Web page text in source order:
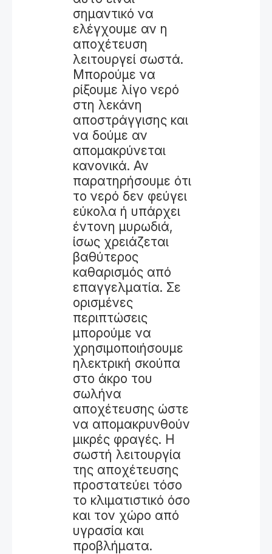
σημαντικό να
ελέγχουμε αν η
αποχέτευση
λειτουργεί σωστά.
Μπορούμε να
ρίξουμε λίγο νερό
στη λεκάνη
αποστράγγισης και
να δούμε αν
απομακρύνεται
κανονικά. Αν
παρατηρήσουμε ότι
το νερό δεν φεύγει
εύκολα ή υπάρχει
έντονη μυρωδιά,
ίσως χρειάζεται
βαθύτερος
καθαρισμός από
επαγγελματία. Σε
ορισμένες
περιπτώσεις
μπορούμε να
χρησιμοποιήσουμε
ηλεκτρική σκούπα
στο άκρο του
σωλήνα
αποχέτευσης ώστε
να απομακρυνθούν
μικρές φραγές. Η
σωστή λειτουργία
της αποχέτευσης
προστατεύει τόσο
το κλιματιστικό όσο
και τον χώρο από
υγρασία και
προβλήματα.